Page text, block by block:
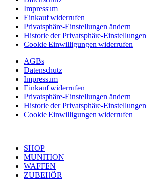
Impressum
Einkauf widerrufen
Privatsphäre-Einstellungen ändern
Historie der Privatsphäre-Einstellungen
Cookie Einwilligungen widerrufen
AGBs
Datenschutz
Impressum
Einkauf widerrufen
Privatsphäre-Einstellungen ändern
Historie der Privatsphäre-Einstellungen
Cookie Einwilligungen widerrufen
SHOP
MUNITION
WAFFEN
ZUBEHÖR